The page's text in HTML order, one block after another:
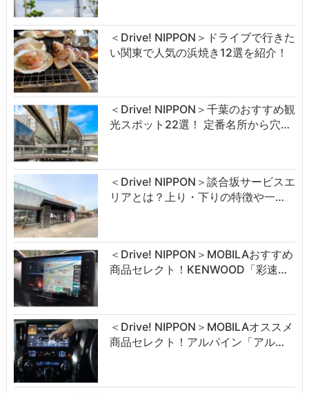
＜Drive! NIPPON＞ドライブで行きた
い関東で人気の浜焼き12選を紹介！
＜Drive! NIPPON＞千葉のおすすめ観
光スポット22選！ 定番名所から穴…
＜Drive! NIPPON＞談合坂サービスエ
リアとは？上り・下りの特徴や一…
＜Drive! NIPPON＞MOBILAおすすめ
商品セレクト！KENWOOD「彩速…
＜Drive! NIPPON＞MOBILAオススメ
商品セレクト！アルパイン「アル…